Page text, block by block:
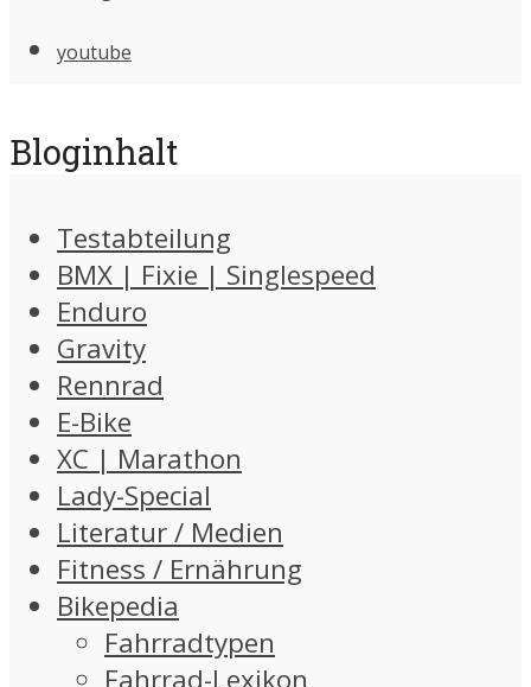
youtube
Bloginhalt
Testabteilung
BMX | Fixie | Singlespeed
Enduro
Gravity
Rennrad
E-Bike
XC | Marathon
Lady-Special
Literatur / Medien
Fitness / Ernährung
Bikepedia
Fahrradtypen
Fahrrad-Lexikon